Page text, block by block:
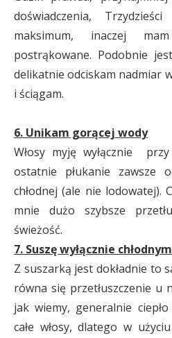
doświadczenia,
maksimum, inaczej
postrąkowane. Podobnie
delikatnie odciskam nadmiar
i ściągam.
6. Unikam gorącej wody
Włosy myję wyłącznie
ostatnie płukanie zawsze
chłodnej (ale nie lodowatej).
mnie dużo szybsze
świeżość.
7. Suszę wyłącznie
Z suszarką jest dokładnie to
równa się przetłuszczenie u
jak wiemy, generalnie
całe włosy, dlatego w